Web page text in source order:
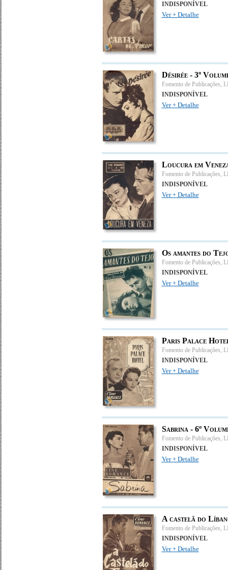
INDISPONÍVEL
Ver + Detalhe
Désirée - 3º
Fomento de Publicações,
INDISPONÍVEL
Ver + Detalhe
Loucura em
Fomento de Publicações,
INDISPONÍVEL
Ver + Detalhe
Os amantes do
Fomento de Publicações,
INDISPONÍVEL
Ver + Detalhe
Paris Palace
Fomento de Publicações,
INDISPONÍVEL
Ver + Detalhe
Sabrina - 6º
Fomento de Publicações,
INDISPONÍVEL
Ver + Detalhe
A castelã do
Fomento de Publicações,
INDISPONÍVEL
Ver + Detalhe